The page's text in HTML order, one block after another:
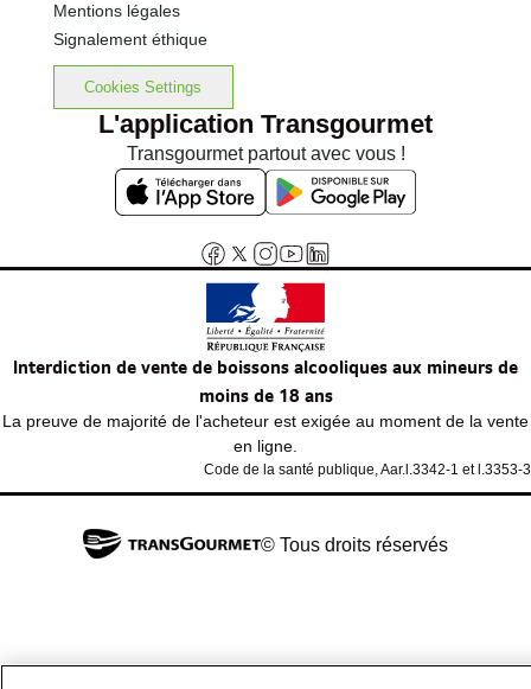
Mentions légales
Signalement éthique
Cookies Settings
L'application Transgourmet
Transgourmet partout avec vous !
Interdiction de vente de boissons alcooliques aux mineurs de
moins de 18 ans
La preuve de majorité de l'acheteur est exigée au moment de la vente
en ligne.
Code de la santé publique, Aar.l.3342-1 et l.3353-3
© Tous droits réservés